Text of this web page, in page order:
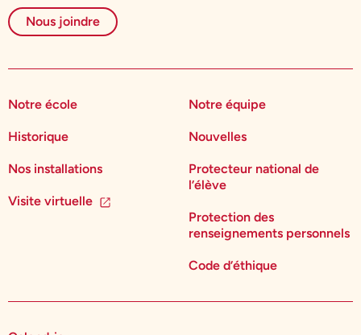
Nous joindre
Notre école
Historique
Nos installations
Visite virtuelle
Notre équipe
Nouvelles
Protecteur national de
l’élève
Protection des
renseignements personnels
Code d’éthique